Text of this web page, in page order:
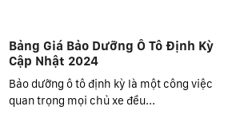
Bảng Giá Bảo Dưỡng Ô Tô Định Kỳ
Cập Nhật 2024
Bảo dưỡng ô tô định kỳ là một công việc
quan trọng mọi chủ xe đều...